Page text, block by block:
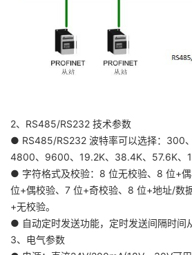
2、RS485/RS232 技术参数
● RS485/RS232 波特率可以选择：300
4800、9600、19.2K、38.4K、57.6K、
● 字符格式及校验：8 位无校验、8 位+
位+偶校验、7 位+奇校验、8 位+地址/数
+无校验。
● 自动定时发送功能，定时发送间隔时间
3、电气参数